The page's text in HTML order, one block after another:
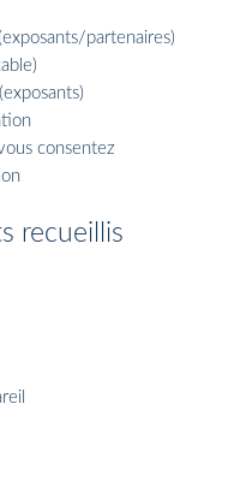
partenaires)
consentez
recueillis